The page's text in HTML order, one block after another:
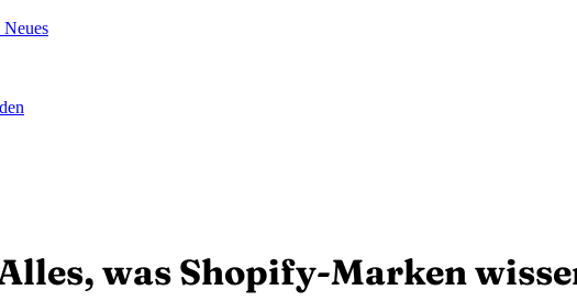
Neues
was Shopify-Marken